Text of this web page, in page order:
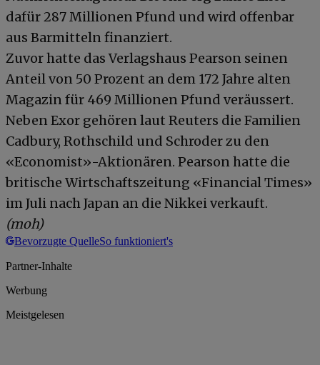
dafür 287 Millionen Pfund und wird offenbar
aus Barmitteln finanziert.
Zuvor hatte das Verlagshaus Pearson seinen
Anteil von 50 Prozent an dem 172 Jahre alten
Magazin für 469 Millionen Pfund veräussert.
Neben Exor gehören laut Reuters die Familien
Cadbury, Rothschild und Schroder zu den
«Economist»-Aktionären. Pearson hatte die
britische Wirtschaftszeitung «Financial Times»
im Juli nach Japan an die Nikkei verkauft.
(moh)
Bevorzugte QuelleSo funktioniert's
Partner-Inhalte
Werbung
Meistgelesen